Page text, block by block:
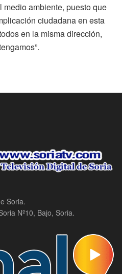
ambiente, puesto que
ciudadana en esta
en la misma dirección,
Soria.
Nº10, Bajo, Soria.